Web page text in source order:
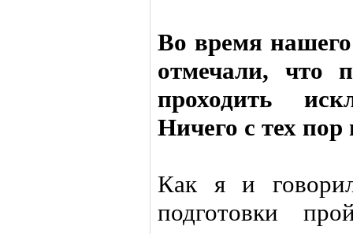
Во время
отмечали, что
проходить
Ничего с тех пор
Как я и
подготовки